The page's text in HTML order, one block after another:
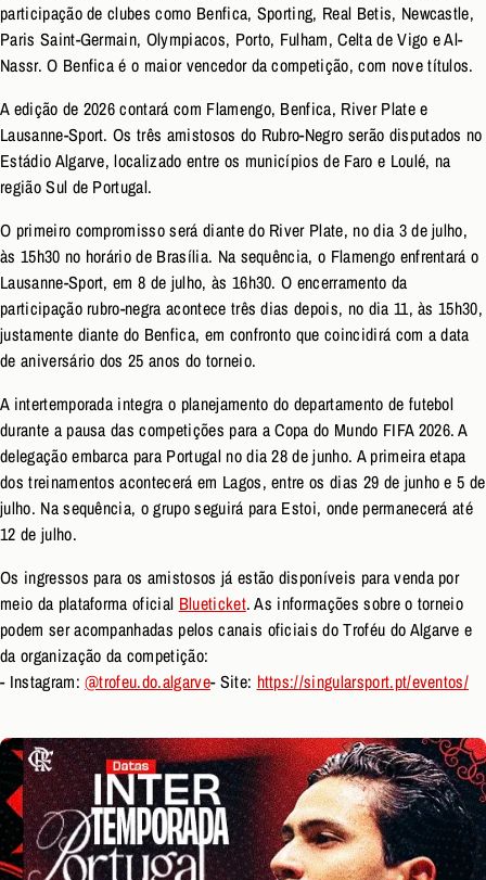
participação de clubes como Benfica, Sporting, Real Betis, Newcastle,
Paris Saint-Germain, Olympiacos, Porto, Fulham, Celta de Vigo e Al-
Nassr. O Benfica é o maior vencedor da competição, com nove títulos.
A edição de 2026 contará com Flamengo, Benfica, River Plate e
Lausanne-Sport. Os três amistosos do Rubro-Negro serão disputados no
Estádio Algarve, localizado entre os municípios de Faro e Loulé, na
região Sul de Portugal.
O primeiro compromisso será diante do River Plate, no dia 3 de julho,
às 15h30 no horário de Brasília. Na sequência, o Flamengo enfrentará o
Lausanne-Sport, em 8 de julho, às 16h30. O encerramento da
participação rubro-negra acontece três dias depois, no dia 11, às 15h30,
justamente diante do Benfica, em confronto que coincidirá com a data
de aniversário dos 25 anos do torneio.
A intertemporada integra o planejamento do departamento de futebol
durante a pausa das competições para a Copa do Mundo FIFA 2026. A
delegação embarca para Portugal no dia 28 de junho. A primeira etapa
dos treinamentos acontecerá em Lagos, entre os dias 29 de junho e 5 de
julho. Na sequência, o grupo seguirá para Estoi, onde permanecerá até
12 de julho.
Os ingressos para os amistosos já estão disponíveis para venda por
meio da plataforma oficial Blueticket. As informações sobre o torneio
podem ser acompanhadas pelos canais oficiais do Troféu do Algarve e
da organização da competição:
- Instagram:@trofeu.do.algarve- Site: https://singularsport.pt/eventos/